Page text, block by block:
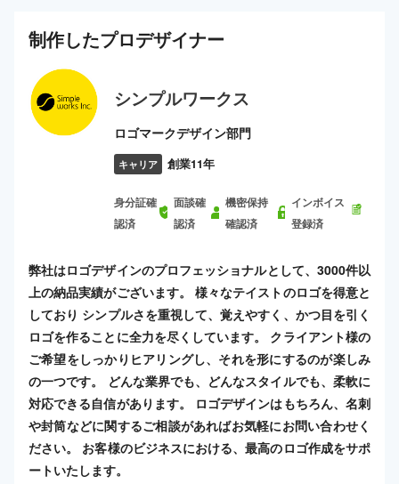
制作したプロデザイナー
シンプルワークス
ロゴマークデザイン部門
キャリア 創業11年
身分証確
認済
面談確
認済
機密保持
確認済
インボイス
登録済
弊社はロゴデザインのプロフェッショナルとして、3000件以
上の納品実績がございます。 様々なテイストのロゴを得意と
しており シンプルさを重視して、覚えやすく、かつ目を引く
ロゴを作ることに全力を尽くしています。 クライアント様の
ご希望をしっかりヒアリングし、それを形にするのが楽しみ
の一つです。 どんな業界でも、どんなスタイルでも、柔軟に
対応できる自信があります。 ロゴデザインはもちろん、名刺
や封筒などに関するご相談があればお気軽にお問い合わせく
ださい。 お客様のビジネスにおける、最高のロゴ作成をサポ
ートいたします。